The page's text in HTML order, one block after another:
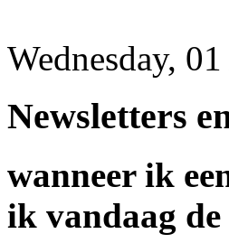
Wednesday,
Newsletters
wanneer ik
ik vandaag